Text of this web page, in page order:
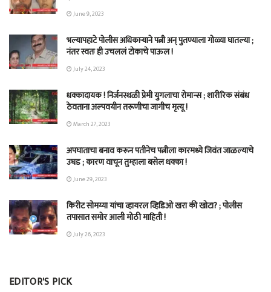
June 9, 2023
भल्यापहाटे पोलीस अधिकाऱ्याने पत्नी अन् पुतण्याला गोळ्या घातल्या ;
नंतर स्वतः ही उचललं टोकाचे पाऊल !
July 24, 2023
धक्कादायक ! निर्जनस्थळी प्रेमी युगलाचा रोमान्स ; शारीरिक संबंध
ठेवताना अल्पवयीन तरूणीचा जागीच मृत्यू !
March 27, 2023
अपघाताचा बनाव करून पतीनेच‎ पत्नीला कारमध्ये जिवंत जाळल्याचे
उघड ; कारण वाचून तुम्हाला बसेल धक्का !
June 29, 2023
किरीट सोमय्या यांचा व्हायरल व्हिडिओ खरा की खोटा? ; पोलीस
तपासात समोर आली मोठी माहिती !
July 26, 2023
EDITOR'S PICK